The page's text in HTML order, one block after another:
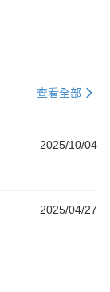
查看全部
2025/10/04
2025/04/27